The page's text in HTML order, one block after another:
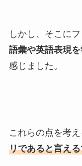
しかし、そこに
語彙や英語表現
感じました。
これらの点を考え
リであると言え